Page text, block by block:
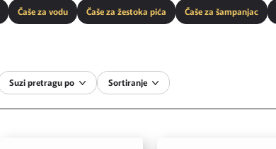
Čaše za vodu Čaše za žestoka pića Čaše za šampanjac
Suzi pretragu po Sortiranje